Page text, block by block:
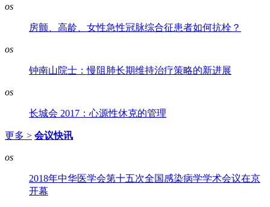
os
房颤、高龄、女性急性冠脉综合征患者如何抗栓？
os
钟南山院士：慢阻肺长期维持治疗策略的新进展
os
长城会 2017：心源性休克的管理
更多 > 会议快讯
os
2018年中华医学会第十五次全国感染病学学术会议在京
开幕